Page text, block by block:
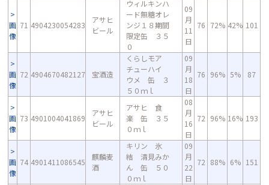
画
像
71 4904230054283
アサヒ
ビール
ウィルキンハ
ード無糖オレ
ンジ１８期間
限定缶 ３５
０
09
月
11
日
76 72% 42% 101
画
像
72 4904670482127 宝酒造
くらしモア
チューハイ
ウメ 缶 ３
５０ｍｌ
09
月
18
日
76 96% 5% 87
画
像
73 4901004041869
アサヒ
ビール
アサヒ 食
楽 缶 ３５
０ｍｌ
08
月
16
日
72 96% 16% 193
画
像
74 4901411086545
麒麟麦
酒
キリン 氷
結 清見みか
ん 缶 ５０
０ｍｌ
09
月
22
日
72 88% 6% 151